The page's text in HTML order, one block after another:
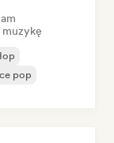
pop